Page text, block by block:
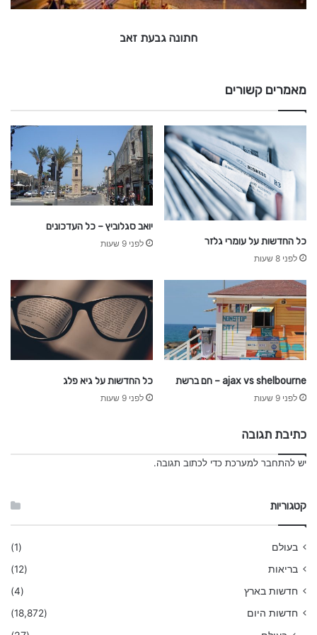
ת
חתונה גבעת זאב
מאמרים קשורים
כל החדשות על עומרי גלזר
לפני 8 שעות
יואב סגלוביץ – כל העדכונים
לפני 9 שעות
ajax vs shelbourne – חם ברשת
לפני 9 שעות
כל החדשות על גיא פלג
לפני 9 שעות
כתיבת תגובה
יש להתחבר למערכת כדי לכתוב תגובה.
קטגוריות
בעולם
(1)
בריאות
(12)
חדשות בארץ
(4)
חדשות היום
(18,872)